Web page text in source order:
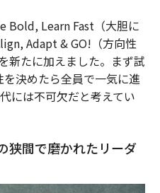
Bold, Learn Fast（大胆に
Adapt & GO!（方向性
新たに加えました。まず試
決めたら全員で一気に進
には不可欠だと考えてい
狭間で磨かれたリーダ